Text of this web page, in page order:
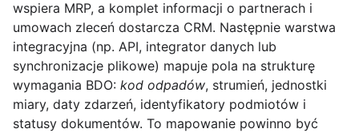
wspiera MRP, a komplet informacji o partnerach i
umowach zleceń dostarcza CRM. Następnie warstwa
integracyjna (np. API, integrator danych lub
synchronizacje plikowe) mapuje pola na strukturę
wymagania BDO: kod odpadów, strumień, jednostki
miary, daty zdarzeń, identyfikatory podmiotów i
statusy dokumentów. To mapowanie powinno być